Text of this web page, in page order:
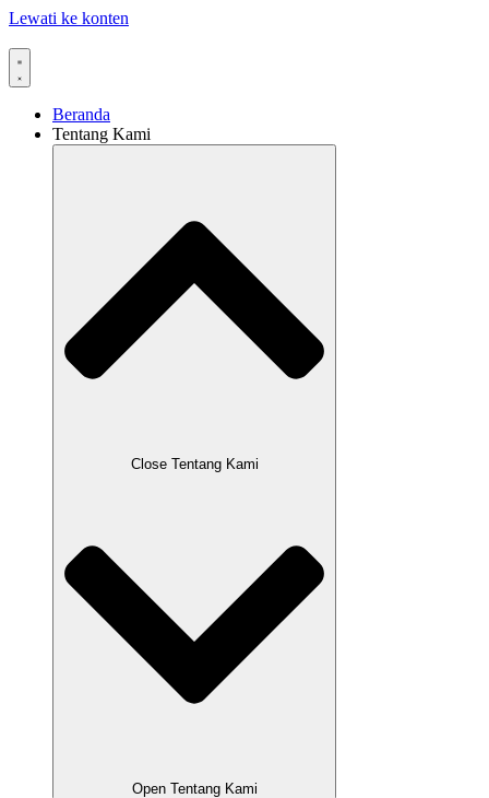
Lewati ke konten
Beranda
Tentang Kami
Close Tentang Kami
Open Tentang Kami